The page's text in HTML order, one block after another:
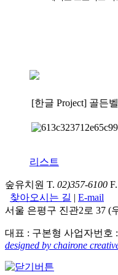
[한글 Project] 골든
리스트
숲유치원 T. 02)357-6100
찾아오시는 길 | E-mail
서울 은평구 진관2로 37 (
대표 : 구본형 사업자번호 :
designed by chairone